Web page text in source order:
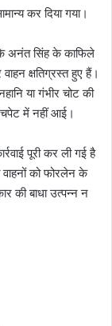
कर दिया गया।
अनंत सिंह के काफिले
क्षतिग्रस्त हुए हैं।
या गंभीर चोट की
चपेट में नहीं आई।
पूरी कर ली गई है
को फोरलेन के
की बाधा उत्पन्न न